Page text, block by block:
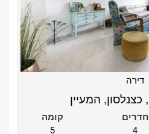
דירה
כצנלסון, המעיין
חדרים
4
קומה
5